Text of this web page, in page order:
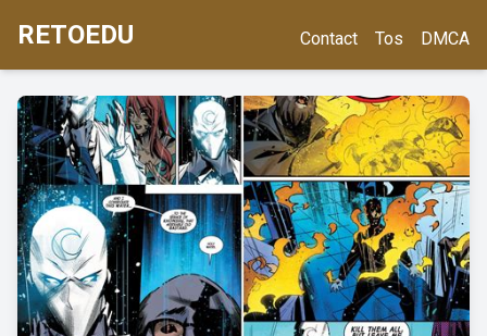
RETOEDU Contact Tos DMCA